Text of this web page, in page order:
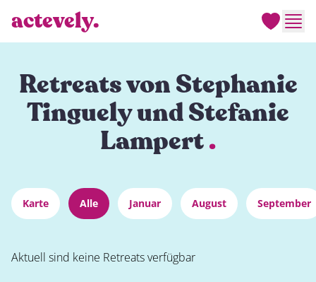
actevely.
Retreats von Stephanie
Tinguely und Stefanie
Lampert.
Karte Alle Januar August September
Aktuell sind keine Retreats verfügbar